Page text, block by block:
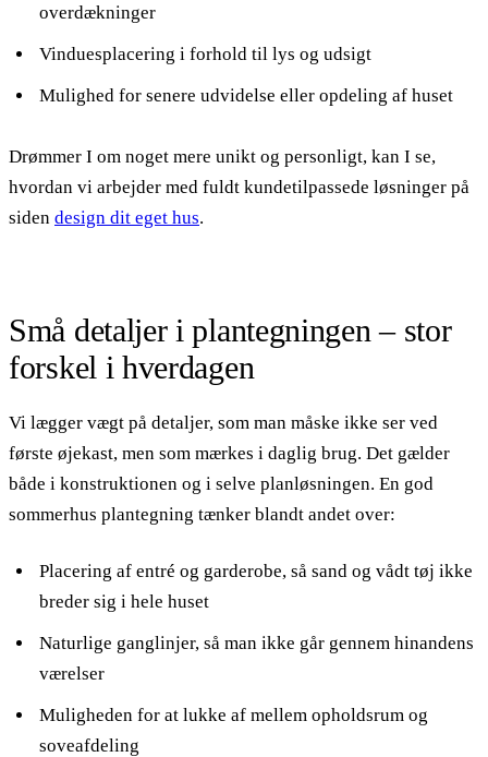
overdækninger
Vinduesplacering i forhold til lys og udsigt
Mulighed for senere udvidelse eller opdeling af huset
Drømmer I om noget mere unikt og personligt, kan I se,
hvordan vi arbejder med fuldt kundetilpassede løsninger på
siden design dit eget hus.
Små detaljer i plantegningen – stor
forskel i hverdagen
Vi lægger vægt på detaljer, som man måske ikke ser ved
første øjekast, men som mærkes i daglig brug. Det gælder
både i konstruktionen og i selve planløsningen. En god
sommerhus plantegning tænker blandt andet over:
Placering af entré og garderobe, så sand og vådt tøj ikke
breder sig i hele huset
Naturlige ganglinjer, så man ikke går gennem hinandens
værelser
Muligheden for at lukke af mellem opholdsrum og
soveafdeling